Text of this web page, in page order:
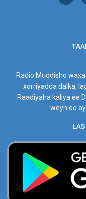
Radio Muqdisho
xorriyadda dalka,
Raadiyaha kaliya ee
weyn oo